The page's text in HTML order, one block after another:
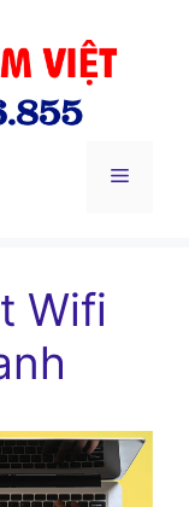
Menu
Wifi